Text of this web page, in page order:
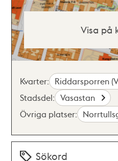
Visa på
Kvarter: Riddarsporren
Stadsdel: Vasastan
Övriga platser:
Sökord